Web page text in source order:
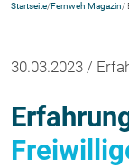
Startseite/Fernweh Magazin/
30.03.2023 /